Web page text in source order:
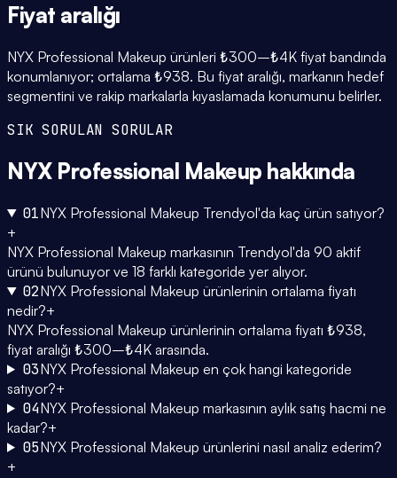
Fiyat aralığı
NYX Professional Makeup ürünleri ₺300–₺4K fiyat bandında
konumlanıyor; ortalama ₺938. Bu fiyat aralığı, markanın hedef
segmentini ve rakip markalarla kıyaslamada konumunu belirler.
SIK SORULAN SORULAR
NYX Professional Makeup hakkında
01NYX Professional Makeup Trendyol'da kaç ürün satıyor?
+
NYX Professional Makeup markasının Trendyol'da 90 aktif
ürünü bulunuyor ve 18 farklı kategoride yer alıyor.
02NYX Professional Makeup ürünlerinin ortalama fiyatı
nedir?+
NYX Professional Makeup ürünlerinin ortalama fiyatı ₺938,
fiyat aralığı ₺300–₺4K arasında.
03NYX Professional Makeup en çok hangi kategoride
satıyor?+
04NYX Professional Makeup markasının aylık satış hacmi ne
kadar?+
05NYX Professional Makeup ürünlerini nasıl analiz ederim?
+